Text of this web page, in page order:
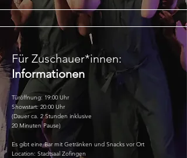
Für Zuschauer*innen:
Informationen
Türöffnung: 19:00 Uhr
Showstart: 20:00 Uhr
(Dauer ca. 2 Stunden inklusive
20 Minuten Pause)
Es gibt eine Bar mit Getränken und Snacks vor Ort
Location: Stadtsaal Zofingen